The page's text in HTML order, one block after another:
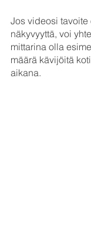
Jos videosi
näkyvyyttä, voi
mittarina olla
määrä kävijöitä
aikana.